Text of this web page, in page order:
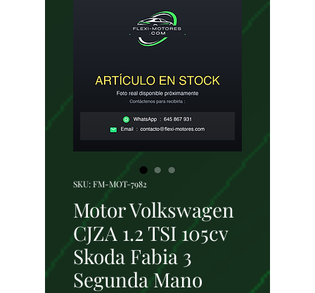
SKU: FM-MOT-7982
Motor Volkswagen
CJZA 1.2 TSI 105cv
Skoda Fabia 3
Segunda Mano